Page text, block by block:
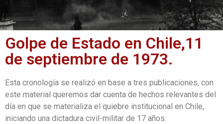
Golpe de Estado en Chile,11
de septiembre de 1973.
Esta cronología se realizó en base a tres publicaciones, con
este material queremos dar cuenta de hechos relevantes del
día en que se materializa el quiebre institucional en Chile,
iniciando una dictadura civil-militar de 17 años.